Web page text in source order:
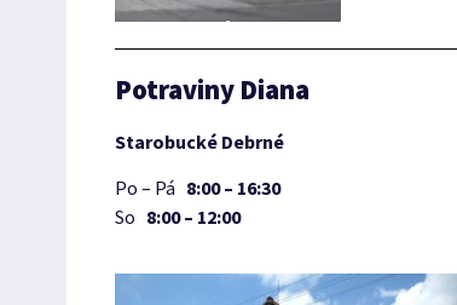
Potraviny Diana
Starobucké Debrné
Po – Pá 8:00 – 16:30
So 8:00 – 12:00